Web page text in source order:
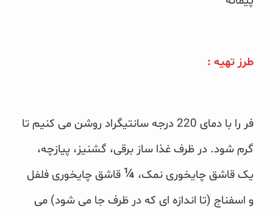
طرز تهیه ‏‎:‎
‎فر را با دمای 220 درجه سانتیگراد روشن می کنیم تا
گرم شود. در ظرف غذا ساز برقی، گشنیز، پیازچه،
یک ‏قاشق چایخوری ‏نمک،‎ ¼ ‎قاشق چایخوری فلفل
و اسفناج (تا اندازه ای که در ظرف جا می شود) می